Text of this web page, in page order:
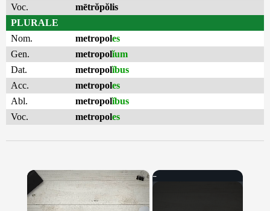
Voc.
mētrŏpŏlis
PLURALE
Nom.
metropoles
Gen.
metropolĭum
Dat.
metropolĭbus
Acc.
metropoles
Abl.
metropolĭbus
Voc.
metropoles
×